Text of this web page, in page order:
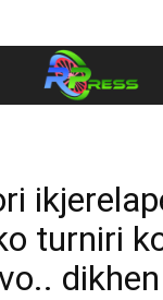
turniri